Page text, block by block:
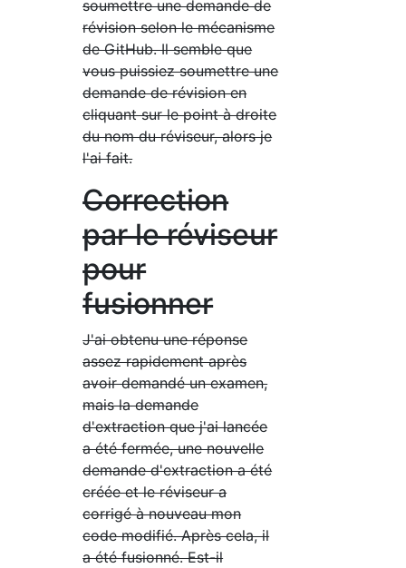
soumettre une demande de
révision selon le mécanisme
de GitHub. Il semble que
vous puissiez soumettre une
demande de révision en
cliquant sur le point à droite
du nom du réviseur, alors je
l'ai fait.
Correction
par le réviseur
pour
fusionner
J'ai obtenu une réponse
assez rapidement après
avoir demandé un examen,
mais la demande
d'extraction que j'ai lancée
a été fermée, une nouvelle
demande d'extraction a été
créée et le réviseur a
corrigé à nouveau mon
code modifié. Après cela, il
a été fusionné. Est-il